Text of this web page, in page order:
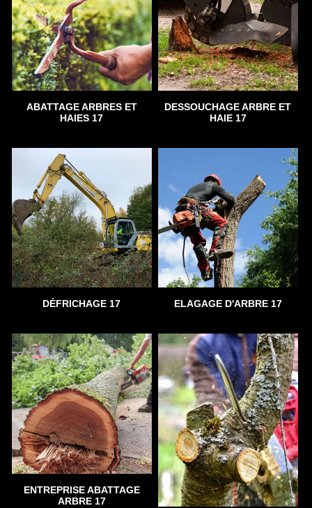
ABATTAGE ARBRES ET
HAIES 17
DESSOUCHAGE ARBRE ET
HAIE 17
DÉFRICHAGE 17 ELAGAGE D'ARBRE 17
ENTREPRISE ABATTAGE
ARBRE 17